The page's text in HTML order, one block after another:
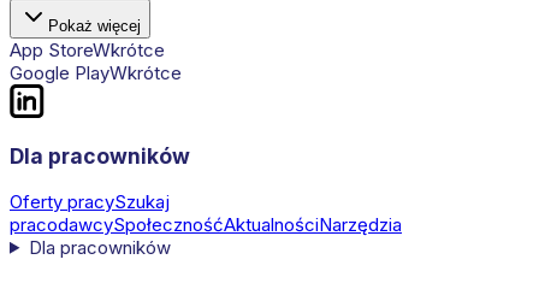
Pokaż więcej
App StoreWkrótce
Google PlayWkrótce
Dla pracowników
Oferty pracySzukaj
pracodawcySpołecznośćAktualnościNarzędzia
Dla pracowników